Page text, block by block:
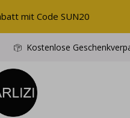
Kostenlose
mit Code SUN20